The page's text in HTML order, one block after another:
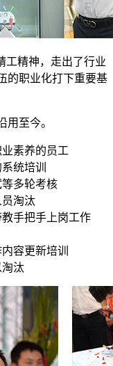
工精神，走出了行业
的职业化打下重要基
用至今。
素养的员工
统培训
多轮考核
淘汰
手把手上岗工作
容更新培训
汰